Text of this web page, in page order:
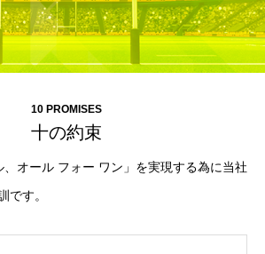
10 PROMISES
十の約束
、オール フォー ワン」を実現する為に当社
です。